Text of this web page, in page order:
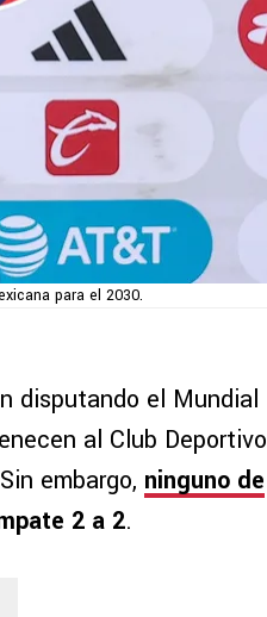
para el 2030.
disputando el Mundial
al Club Deportivo
embargo, ninguno de
2 a 2.